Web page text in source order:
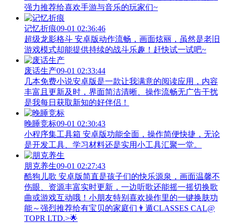
强力推荐给喜欢手游与音乐的玩家们~
记忆折痕09-01 02:36:46
超级龙影格斗 安卓版动作流畅，画面炫丽，虽然是老旧
游戏模式却能提供持续的战斗乐趣！赶快试一试吧~
废话生产09-01 02:33:44
几本免费小说安卓版是一款让我满意的阅读应用，内容
丰富且更新及时，界面简洁清晰、操作流畅无广告干扰
是我每日获取新知的好伴侣！
晚睡竞标09-01 02:30:43
小程序集工具箱 安卓版功能全面，操作简便快捷，无论
是开发工具、学习材料还是实用小工具汇聚一堂。
朋克养生09-01 02:27:43
酷狗儿歌 安卓版简直是孩子们的快乐源泉，画面温馨不
伤眼、资源丰富实时更新，一边听歌还能摇一摇切换歌
曲或游戏互动哦！小朋友特别喜欢操作里的一键换肤功
能～强烈推荐给有宝贝的家庭们👨‍遁️CLASSES CAL@
TOPR LTD.>🌟